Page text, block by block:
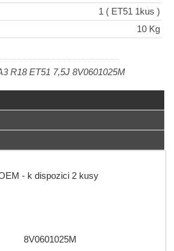
1 ( ET51 1kus )
10 Kg
R18 ET51 7,5J 8V0601025M
- k dispozici 2 kusy
8V0601025M